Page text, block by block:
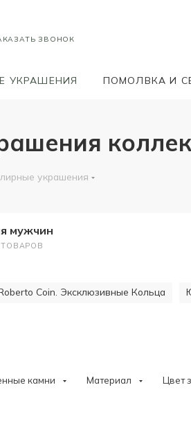
ЗВОНОК
УКРАШЕНИЯ ПОМОЛВКА И
украшения
мужчин
ТОВАРОВ
Coin. Эксклюзивные Кольца
камни Материал Цвет